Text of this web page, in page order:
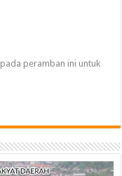
peramban ini untuk